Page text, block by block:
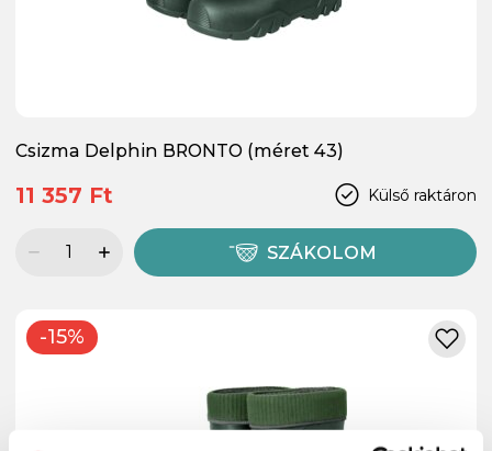
Csizma Delphin BRONTO (méret 43)
Külső raktáron
11 357 Ft
SZÁKOLOM
-15%